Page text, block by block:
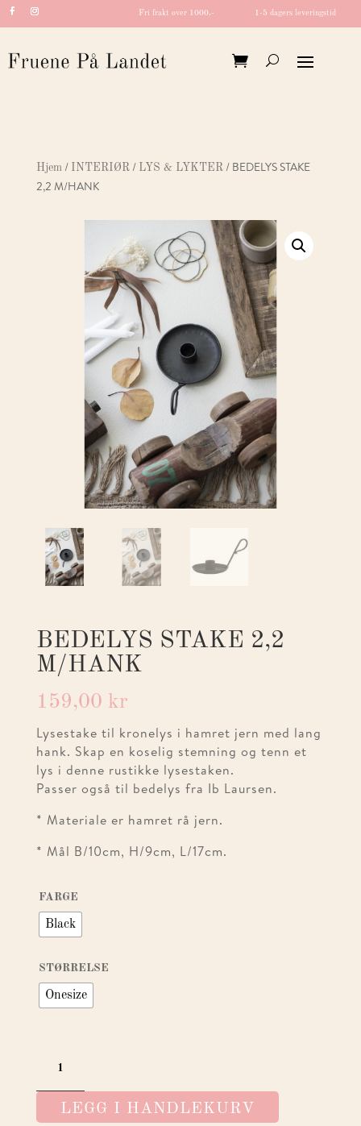
Fri frakt over 1000,- 1-5 dagers leveringstid
Hjem/ INTERIØR/ LYS & LYKTER/ BEDELYS STAKE
2,2 M/HANK
BEDELYS STAKE 2,2
M/HANK
159,00 kr
Lysestake til kronelys i hamret jern med lang
hank. Skap en koselig stemning og tenn et
lys i denne rustikke lysestaken.
Passer også til bedelys fra Ib Laursen.
* Materiale er hamret rå jern.
* Mål B/10cm, H/9cm, L/17cm.
FARGE
Black
STØRRELSE
Onesize
STAKE
2,2
M/HANK
LEGG I HANDLEKURV